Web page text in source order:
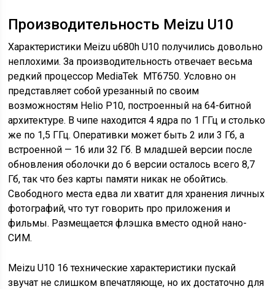
Производительность Meizu U10
Характеристики Meizu u680h U10 получились довольно
неплохими. За производительность отвечает весьма
редкий процессор MediaTek MT6750. Условно он
представляет собой урезанный по своим
возможностям Helio P10, построенный на 64-битной
архитектуре. В чипе находится 4 ядра по 1 ГГц и столько
же по 1,5 ГГц. Оперативки может быть 2 или 3 Гб, а
встроенной — 16 или 32 Гб. В младшей версии после
обновления оболочки до 6 версии осталось всего 8,7
Гб, так что без карты памяти никак не обойтись.
Свободного места едва ли хватит для хранения личных
фотографий, что тут говорить про приложения и
фильмы. Размещается флэшка вместо одной нано-
СИМ.
Meizu U10 16 технические характеристики пускай
звучат не слишком впечатляюще, но их достаточно для